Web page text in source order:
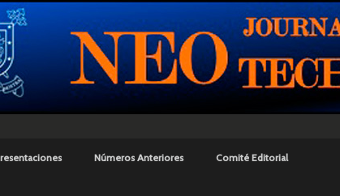
contenido
principal
Números Anteriores Comité Editorial